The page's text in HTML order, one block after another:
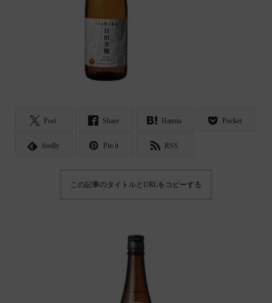
Post Share Hatena Pocket
feedly Pin it RSS
この記事のタイトルとURLをコピーする